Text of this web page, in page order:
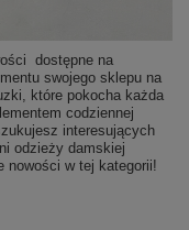
dostępne na
swojego sklepu na
które pokocha każda
codziennej
interesujących
odzieży damskiej
nowości w tej kategorii!